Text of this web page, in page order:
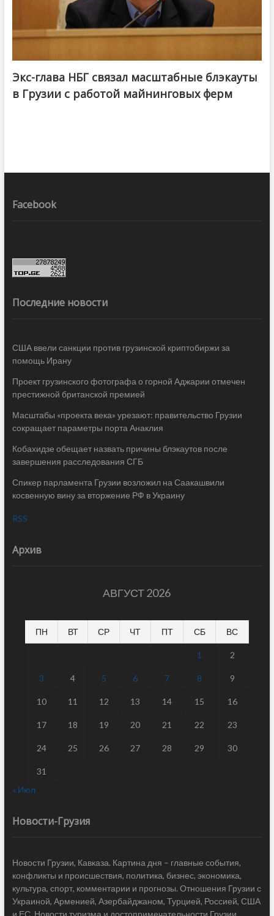
Экс-глава НБГ связал масштабные блэкауты
в Грузии с работой майнинговых ферм
Facebook
Последние новости
США ввели санкции против грузинской криптобиржи за
помощь Ирану
Проект грузинского фотографа о горной Аджарии отмечен
престижной британской премией
Масштабы «проекта века» урезают: правительство Грузии
сокращает параметры порта Анаклия
Кобахидзе обещает назвать причины блэкаутов после
завершения расследования СГБ
Спикер парламента Грузии возложил на Саакашвили
косвенную вину за вторжение РФ в Украину
RSS
Архив
АВГУСТ 2026
ПН ВТ СР ЧТ ПТ СБ ВС
1 2
3 4 5 6 7 8 9
10 11 12 13 14 15 16
17 18 19 20 21 22 23
24 25 26 27 28 29 30
31
« Июл
Новости-Грузия
Новости Грузии, Кавказа. Картина дня – главные события,
конфликты и происшествия, политика, бизнес, экономика,
культура, спорт, комментарии и прогнозы. Отношения Грузии с
Украиной, Арменией, Азербайджаном, Турцией, Россией, США
и ЕС. Новости туризма и достопримечательности Грузии.